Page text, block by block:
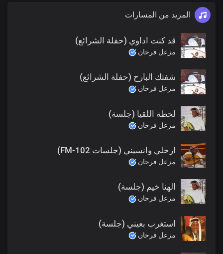
المزيد من المسارات
قد كنت اداوي (حفلة الشرائع)
مزعل فرحان
شفتك البارح (حفلة الشرائع)
مزعل فرحان
لحظة اللقيا (جلسة)
مزعل فرحان
ارحلي وانسيني (جلسات FM-102)
مزعل فرحان
الهنا خيم (جلسة)
مزعل فرحان
استغرب بعيني (جلسة)
مزعل فرحان